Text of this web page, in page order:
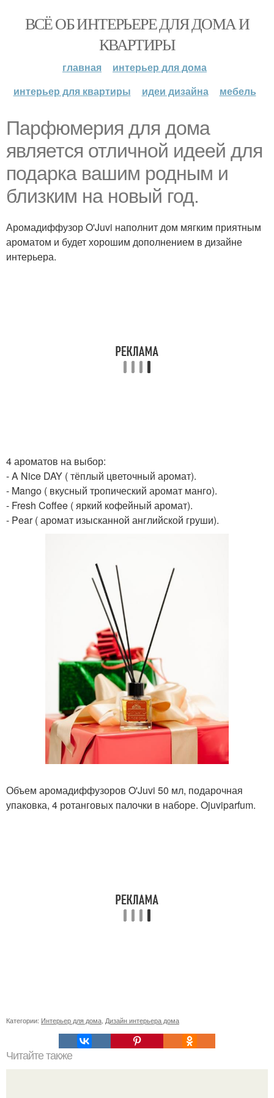
ВСЁ ОБ ИНТЕРЬЕРЕ ДЛЯ ДОМА И
КВАРТИРЫ
главная
интерьер для дома
интерьер для квартиры
идеи дизайна мебель
Парфюмерия для дома
является отличной идеей для
подарка вашим родным и
близким на новый год.
Аромадиффузор O'Juvi наполнит дом мягким приятным
ароматом и будет хорошим дополнением в дизайне
интерьера.
4 ароматов на выбор:
- A Nice DAY ( тёплый цветочный аромат).
- Mango ( вкусный тропический аромат манго).
- Fresh Coffee ( яркий кофейный аромат).
- Pear ( аромат изысканной английской груши).
Объем аромадиффузоров O'Juvi 50 мл, подарочная
упаковка, 4 ротанговых палочки в наборе. Ojuviparfum.
Категории: Интерьер для дома Дизайн интерьера дома
Читайте также